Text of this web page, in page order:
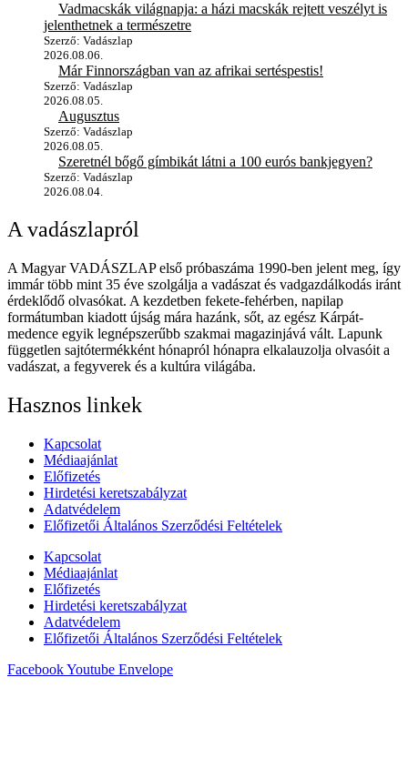
Vadmacskák világnapja: a házi macskák rejtett veszélyt is
jelenthetnek a természetre
Szerző: Vadászlap
2026.08.06.
Már Finnországban van az afrikai sertéspestis!
Szerző: Vadászlap
2026.08.05.
Augusztus
Szerző: Vadászlap
2026.08.05.
Szeretnél bőgő gímbikát látni a 100 eurós bankjegyen?
Szerző: Vadászlap
2026.08.04.
A vadászlapról
A Magyar VADÁSZLAP első próbaszáma 1990-ben jelent meg, így
immár több mint 35 éve szolgálja a vadászat és vadgazdálkodás iránt
érdeklődő olvasókat. A kezdetben fekete-fehérben, napilap
formátumban kiadott újság mára hazánk, sőt, az egész Kárpát-
medence egyik legnépszerűbb szakmai magazinjává vált. Lapunk
független sajtótermékként hónapról hónapra elkalauzolja olvasóit a
vadászat, a fegyverek és a kultúra világába.
Hasznos linkek
Kapcsolat
Médiaajánlat
Előfizetés
Hirdetési keretszabályzat
Adatvédelem
Előfizetői Általános Szerződési Feltételek
Kapcsolat
Médiaajánlat
Előfizetés
Hirdetési keretszabályzat
Adatvédelem
Előfizetői Általános Szerződési Feltételek
FacebookYoutube Envelope